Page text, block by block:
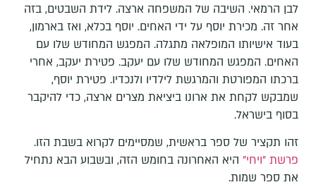
לבן הרמאי. השיבה של המשפחה ארצה. לידת השבטים, בזה
אחר זה. מכירת יוסף על ידי האחים. יוסף בכלא, ואז בארמון,
בעוד אישיותו המופלאה מתגלה. המפגש המחודש שלו עם
האחים. המפגש המחודש שלו עם יעקב. פטירת יעקב, אחרי
ברכתו המפורטת והמרגשת לילדיו ולנכדיו. פטירת יוסף,
שמבקש לקחת את ארונו ביציאת מצרים ארצה, כדי להיקבר
בסוף בישראל.
זהו תקציר של ספר בראשית, שמסיימים לקרוא בשבת הזו.
פרשת "ויחי" היא האחרונה בחומש הזה, ובשבוע הבא נתחיל
את ספר שמות.